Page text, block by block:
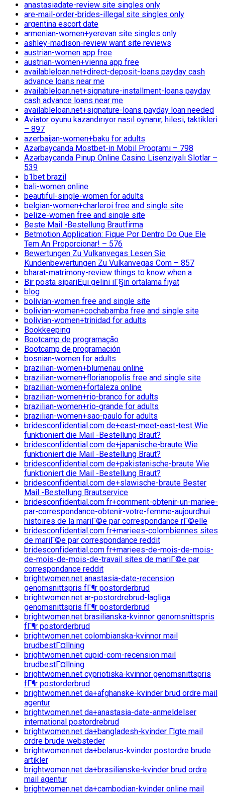
anastasiadate-review site singles only
are-mail-order-brides-illegal site singles only
argentina escort date
armenian-women+yerevan site singles only
ashley-madison-review want site reviews
austrian-women app free
austrian-women+vienna app free
availableloan.net+direct-deposit-loans payday cash
advance loans near me
availableloan.net+signature-installment-loans payday
cash advance loans near me
availableloan.net+signature-loans payday loan needed
Aviator oyunu kazandırıyor nasıl oynanır, hilesi, taktikleri
– 897
azerbaijan-women+baku for adults
Azərbaycanda Mostbet-in Mobil Proqramı – 798
Azərbaycanda Pinup Online Casino Lisenziyalı Slotlar –
539
b1bet brazil
bali-women online
beautiful-single-women for adults
belgian-women+charleroi free and single site
belize-women free and single site
Beste Mail -Bestellung Brautfirma
Betmotion Application: Fique Por Dentro Do Que Ele
Tem An Proporcionar! – 576
Bewertungen Zu Vulkanvegas Lesen Sie
Kundenbewertungen Zu Vulkanvegas Com – 857
bharat-matrimony-review things to know when a
Bir posta sipariЕџi gelini iГ§in ortalama fiyat
blog
bolivian-women free and single site
bolivian-women+cochabamba free and single site
bolivian-women+trinidad for adults
Bookkeeping
Bootcamp de programação
Bootcamp de programación
bosnian-women for adults
brazilian-women+blumenau online
brazilian-women+florianopolis free and single site
brazilian-women+fortaleza online
brazilian-women+rio-branco for adults
brazilian-women+rio-grande for adults
brazilian-women+sao-paulo for adults
bridesconfidential.com de+east-meet-east-test Wie
funktioniert die Mail -Bestellung Braut?
bridesconfidential.com de+japanische-braute Wie
funktioniert die Mail -Bestellung Braut?
bridesconfidential.com de+pakistanische-braute Wie
funktioniert die Mail -Bestellung Braut?
bridesconfidential.com de+slawische-braute Bester
Mail -Bestellung Brautservice
bridesconfidential.com fr+comment-obtenir-un-mariee-
par-correspondance-obtenir-votre-femme-aujourdhui
histoires de la mariГ©e par correspondance rГ©elle
bridesconfidential.com fr+mariees-colombiennes sites
de mariГ©e par correspondance reddit
bridesconfidential.com fr+mariees-de-mois-de-mois-
de-mois-de-mois-de-travail sites de mariГ©e par
correspondance reddit
brightwomen.net anastasia-date-recension
genomsnittspris fГ¶r postorderbrud
brightwomen.net ar-postordrebrud-lagliga
genomsnittspris fГ¶r postorderbrud
brightwomen.net brasilianska-kvinnor genomsnittspris
fГ¶r postorderbrud
brightwomen.net colombianska-kvinnor mail
brudbestГ¤llning
brightwomen.net cupid-com-recension mail
brudbestГ¤llning
brightwomen.net cypriotiska-kvinnor genomsnittspris
fГ¶r postorderbrud
brightwomen.net da+afghanske-kvinder brud ordre mail
agentur
brightwomen.net da+anastasia-date-anmeldelser
international postordrebrud
brightwomen.net da+bangladesh-kvinder Г¦gte mail
ordre brude websteder
brightwomen.net da+belarus-kvinder postordre brude
artikler
brightwomen.net da+brasilianske-kvinder brud ordre
mail agentur
brightwomen.net da+cambodian-kvinder online mail